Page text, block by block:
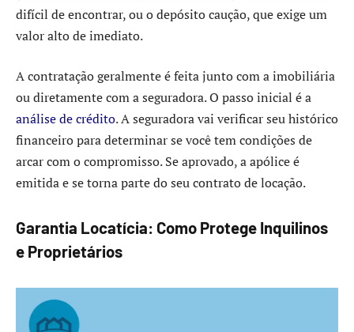
difícil de encontrar, ou o depósito caução, que exige um
valor alto de imediato.
A contratação geralmente é feita junto com a imobiliária
ou diretamente com a seguradora. O passo inicial é a
análise de crédito. A seguradora vai verificar seu histórico
financeiro para determinar se você tem condições de
arcar com o compromisso. Se aprovado, a apólice é
emitida e se torna parte do seu contrato de locação.
Garantia Locatícia: Como Protege Inquilinos
e Proprietários